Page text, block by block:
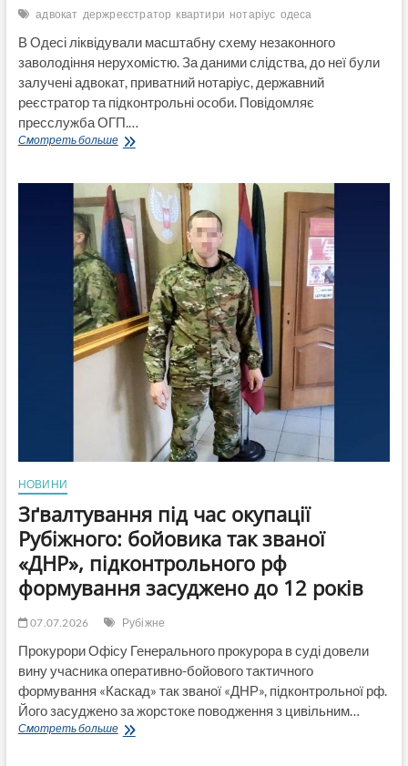
адвокат держреєстратор квартири нотаріус одеса
В Одесі ліквідували масштабну схему незаконного
заволодіння нерухомістю. За даними слідства, до неї були
залучені адвокат, приватний нотаріус, державний
реєстратор та підконтрольні особи. Повідомляє
пресслужба ОГП.…
Смотреть большеАдвокату,
держреєстратору
повідомили
про
підозру
справі
про
незаконне
заволодіння
нерухомістю
на
млн
грн
НОВИНИ
Зґвалтування під час окупації
Рубіжного: бойовика так званої
«ДНР», підконтрольного рф
формування засуджено до 12 років
07.07.2026 Рубіжне
Прокурори Офісу Генерального прокурора в суді довели
вину учасника оперативно-бойового тактичного
формування «Каскад» так званої «ДНР», підконтрольної рф.
Його засуджено за жорстоке поводження з цивільним…
Смотреть большеЗґвалтування